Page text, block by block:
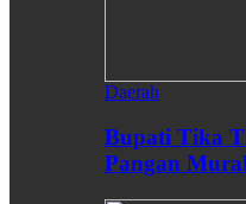
Daerah
Bupati Tika
Pangan